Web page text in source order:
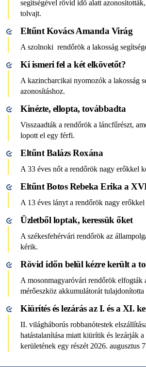
segítségével rövid idő alatt
tolvajt.
Eltűnt Kovács Amanda Virág
A szolnoki rendőrök a lakosság
Ki ismeri fel a két elkövetőt?
A kazincbarcikai nyomozók a lakosság
azonosításhoz.
Kinézte, ellopta, továbbadta
Visszaadták a rendőrök a láncfűrészt,
lopott el egy férfi.
Eltűnt Balázs Roxána
A 33 éves nőt a rendőrök nagy erőkkel
Eltűnt Botos Rebeka Erika a
A 13 éves lányt a rendőrök nagy erőkkel
Üzletből loptak, keressük őket
A székesfehérvári rendőrök az
kérik.
Rövid időn belül kézre került a
A mosonmagyaróvári rendőrök elfogták
mérőeszköz akkumulátorát tulajdonította
Kiürítés és lezárás az I. és a XI.
II. világháborús robbanótestek
hatástalanítása miatt kiürítik és lezárják
kerületének egy részét 2026. augusztus